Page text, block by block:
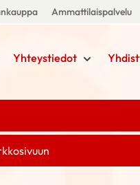
Ammattilaispalvelu
Yhteystiedot